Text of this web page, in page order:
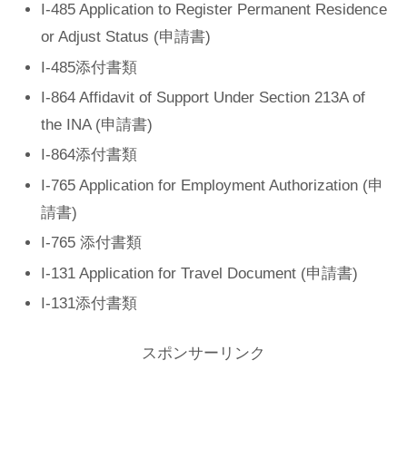
I-485 Application to Register Permanent Residence
or Adjust Status (申請書)
I-485添付書類
I-864 Affidavit of Support Under Section 213A of
the INA (申請書)
I-864添付書類
I-765 Application for Employment Authorization (申
請書)
I-765 添付書類
I-131 Application for Travel Document (申請書)
I-131添付書類
スポンサーリンク